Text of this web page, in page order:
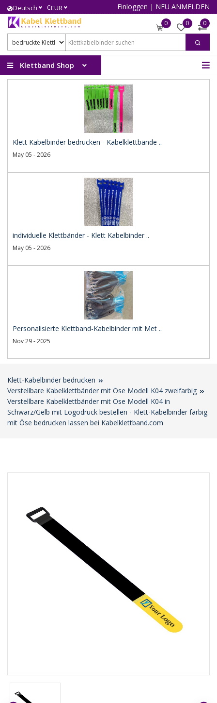
Deutsch €EUR Einloggen | NEU ANMELDEN
0 0 0
Klettband Shop
Klett Kabelbinder bedrucken - Kabelklettbände ..
May 05 - 2026
individuelle Klettbänder - Klett Kabelbinder ..
May 05 - 2026
Personalisierte Klettband-Kabelbinder mit Met ..
Nov 29 - 2025
Klett-Kabelbinder bedrucken
Verstellbare Kabelklettbänder mit Öse Modell K04 zweifarbig
Verstellbare Kabelklettbänder mit Öse Modell K04 in
Schwarz/Gelb mit Logodruck bestellen - Klett-Kabelbinder farbig
mit Öse bedrucken lassen bei Kabelklettband.com